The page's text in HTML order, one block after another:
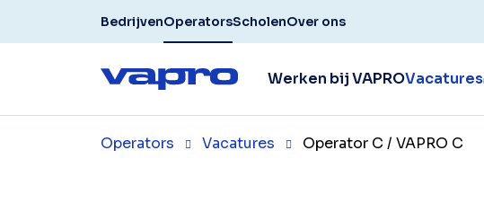
BedrijvenOperators
Werken bij VAPROVacatures
ScholenOver ons
Operators Vacatures Operator C / VAPRO C